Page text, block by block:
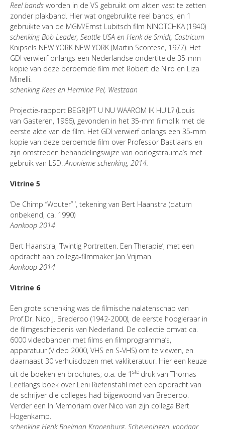
Reel bands worden in de VS gebruikt om akten vast te zetten
zonder plakband. Hier wat ongebruikte reel bands, en 1
gebruikte van de MGM/Ernst Lubitsch film NINOTCHKA (1940)
schenking Bob Leader, Seattle USA en Henk de Smidt, Castricum
Knipsels NEW YORK NEW YORK (Martin Scorcese, 1977). Het
GDI verwierf onlangs een Nederlandse ondertitelde 35-mm
kopie van deze beroemde film met Robert de Niro en Liza
Minelli.
schenking Kees en Hermine Pel, Westzaan
Projectie-rapport BEGRIJPT U NU WAAROM IK HUIL? (Louis
van Gasteren, 1966), gevonden in het 35-mm filmblik met de
eerste akte van de film. Het GDI verwierf onlangs een 35-mm
kopie van deze beroemde film over Professor Bastiaans en
zijn omstreden behandelingswijze van oorlogstrauma’s met
gebruik van LSD.Anonieme schenking, 2014.
Vitrine 5
‘De Chimp “Wouter” ‘, tekening van Bert Haanstra (datum
onbekend, ca. 1990)
Aankoop 2014
Bert Haanstra, ‘Twintig Portretten. Een Therapie’, met een
opdracht aan collega-filmmaker Jan Vrijman.
Aankoop 2014
Vitrine 6
Een grote schenking was de filmische nalatenschap van
Prof.Dr. Nico J. Brederoo (1942-2000), de eerste hoogleraar in
de filmgeschiedenis van Nederland. De collectie omvat ca.
6000 videobanden met films en filmprogramma’s,
apparatuur (Video 2000, VHS en S-VHS) om te viewen, en
daarnaast 30 verhuisdozen met vakliteratuur. Hier een keuze
uit de boeken en brochures; o.a. de 1 ste druk van Thomas
Leeflangs boek over Leni Riefenstahl met een opdracht van
de schrijver die colleges had bijgewoond van Brederoo.
Verder een In Memoriam over Nico van zijn collega Bert
Hogenkamp.
schenking Henk Boelman Kranenburg, Scheveningen, voorjaar